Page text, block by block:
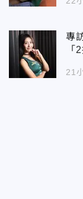
專
「
21